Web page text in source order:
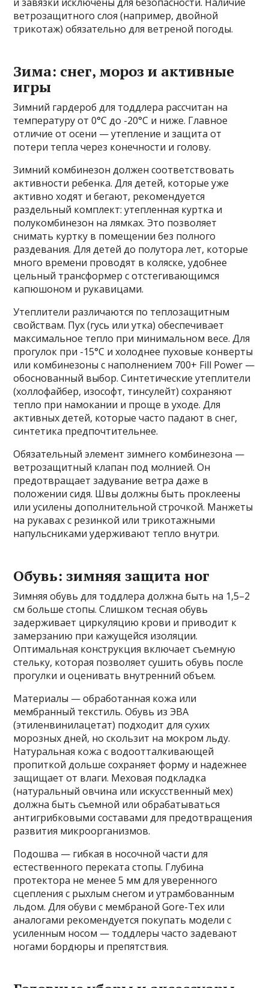
ветрозащитного слоя (например, двойной
трикотаж) обязательно для ветреной погоды.
Зима: снег, мороз и активные
игры
Зимний гардероб для тоддлера рассчитан на
температуру от 0°C до -20°C и ниже. Главное
отличие от осени — утепление и защита от
потери тепла через конечности и голову.
Зимний комбинезон должен соответствовать
активности ребенка. Для детей, которые уже
активно ходят и бегают, рекомендуется
раздельный комплект: утепленная куртка и
полукомбинезон на лямках. Это позволяет
снимать куртку в помещении без полного
раздевания. Для детей до полутора лет, которые
много времени проводят в коляске, удобнее
цельный трансформер с отстегивающимся
капюшоном и рукавицами.
Утеплители различаются по теплозащитным
свойствам. Пух (гусь или утка) обеспечивает
максимальное тепло при минимальном весе. Для
прогулок при -15°C и холоднее пуховые конверты
или комбинезоны с наполнением 700+ Fill Power —
обоснованный выбор. Синтетические утеплители
(холлофайбер, изософт, тинсулейт) сохраняют
тепло при намокании и проще в уходе. Для
активных детей, которые часто падают в снег,
синтетика предпочтительнее.
Обязательный элемент зимнего комбинезона —
ветрозащитный клапан под молнией. Он
предотвращает задувание ветра даже в
положении сидя. Швы должны быть проклеены
или усилены дополнительной строчкой. Манжеты
на рукавах с резинкой или трикотажными
напульсниками удерживают тепло внутри.
Обувь: зимняя защита ног
Зимняя обувь для тоддлера должна быть на 1,5–2
см больше стопы. Слишком тесная обувь
задерживает циркуляцию крови и приводит к
замерзанию при кажущейся изоляции.
Оптимальная конструкция включает съемную
стельку, которая позволяет сушить обувь после
прогулки и оценивать внутренний объем.
Материалы — обработанная кожа или
мембранный текстиль. Обувь из ЭВА
(этиленвинилацетат) подходит для сухих
морозных дней, но скользит на мокром льду.
Натуральная кожа с водоотталкивающей
пропиткой дольше сохраняет форму и надежнее
защищает от влаги. Меховая подкладка
(натуральный овчина или искусственный мех)
должна быть съемной или обрабатываться
антигрибковыми составами для предотвращения
развития микроорганизмов.
Подошва — гибкая в носочной части для
естественного переката стопы. Глубина
протектора не менее 5 мм для уверенного
сцепления с рыхлым снегом и утрамбованным
льдом. Для обуви с мембраной Gore-Tex или
аналогами рекомендуется покупать модели с
усиленным носом — тоддлеры часто задевают
ногами бордюры и препятствия.